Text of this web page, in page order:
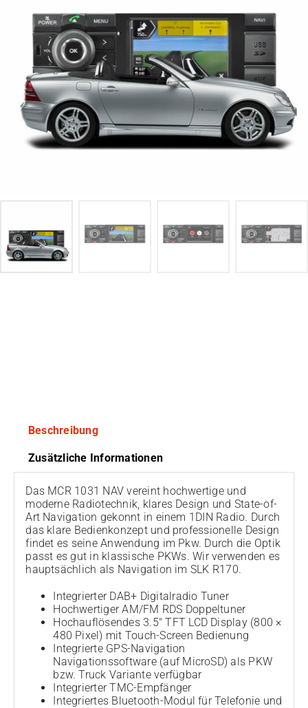
Beschreibung
Zusätzliche Informationen
Das MCR 1031 NAV vereint hochwertige und
moderne Radiotechnik, klares Design und State-of-
Art Navigation gekonnt in einem 1DIN Radio. Durch
das klare Bedienkonzept und professionelle Design
findet es seine Anwendung im Pkw. Durch die Optik
passt es gut in klassische PKWs. Wir verwenden es
hauptsächlich als Navigation im SLK R170.
Integrierter DAB+ Digitalradio Tuner
Hochwertiger AM/FM RDS Doppeltuner
Hochauflösendes 3.5″ TFT LCD Display (800 ×
480 Pixel) mit Touch-Screen Bedienung
Integrierte GPS-Navigation
Navigationssoftware (auf MicroSD) als PKW
bzw. Truck Variante verfügbar
Integrierter TMC-Empfänger
Integriertes Bluetooth-Modul für Telefonie und